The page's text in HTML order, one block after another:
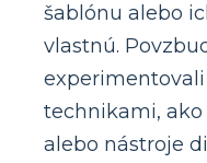
šablónu alebo
vlastnú.
technikami,
alebo nástroje